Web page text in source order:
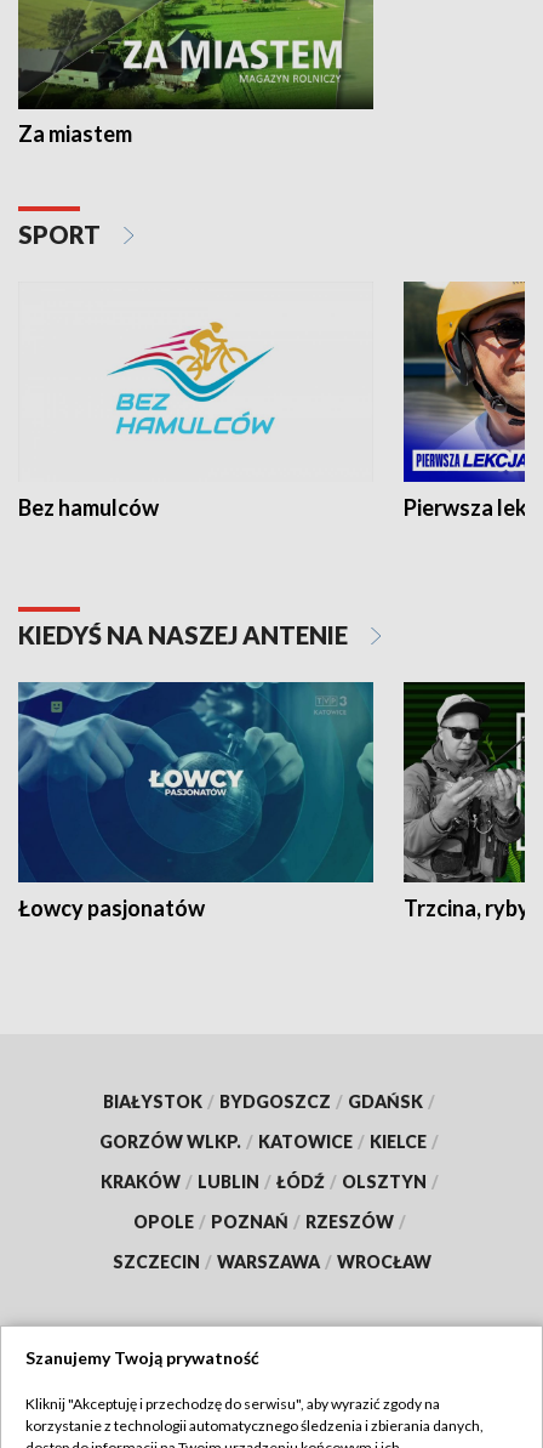
Za miastem
SPORT
Bez hamulców Pierwsza
KIEDYŚ NA NASZEJ ANTENIE
Łowcy pasjonatów Trzcina, ryby
BIAŁYSTOK / BYDGOSZCZ / GDAŃSK /
GORZÓW WLKP. / KATOWICE / KIELCE /
KRAKÓW / LUBLIN / ŁÓDŹ / OLSZTYN /
OPOLE / POZNAŃ / RZESZÓW /
SZCZECIN / WARSZAWA / WROCŁAW
TVP
Szanujemy Twoją prywatność
Kliknij "Akceptuję i przechodzę do serwisu", aby wyrazić zgody na
korzystanie z technologii automatycznego śledzenia i zbierania danych,